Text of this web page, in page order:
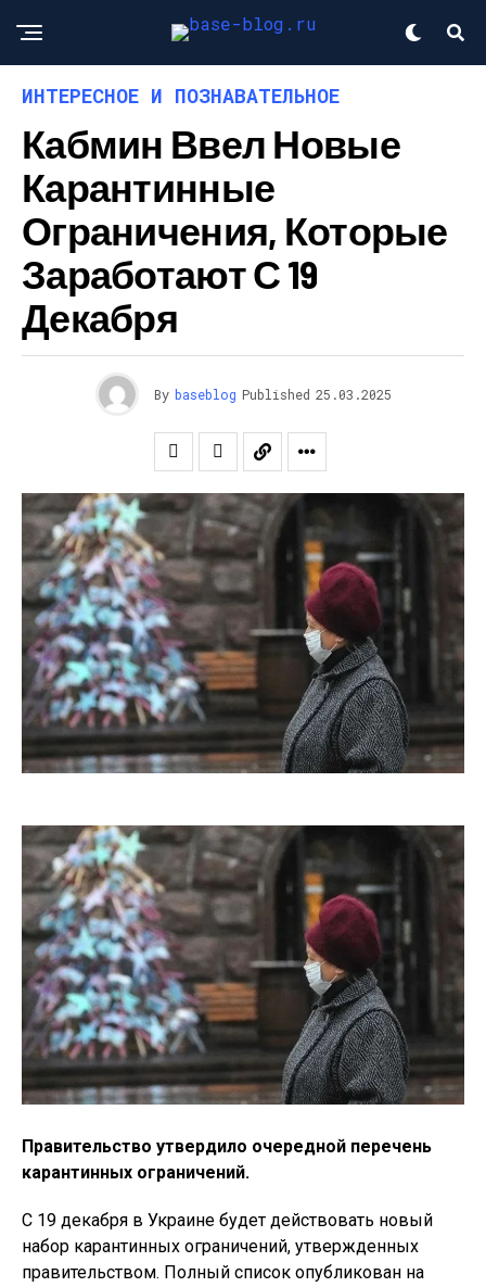
ИНТЕРЕСНОЕ И ПОЗНАВАТЕЛЬНОЕ
Кабмин Ввел Новые
Карантинные
Ограничения, Которые
Заработают С 19
Декабря
By baseblog Published 25.03.2025
Правительство утвердило очередной перечень
карантинных ограничений.
С 19 декабря в Украине будет действовать новый
набор карантинных ограничений, утвержденных
правительством. Полный список опубликован на